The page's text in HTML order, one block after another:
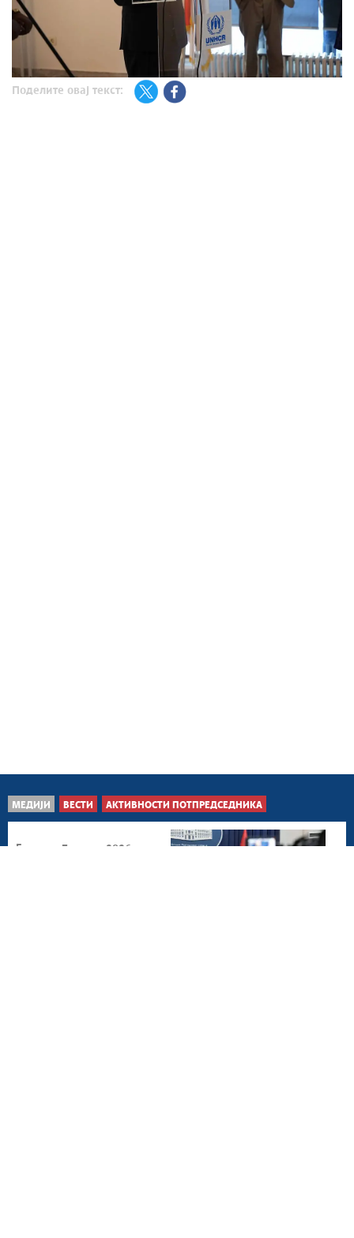
Поделите овај текст:
МЕДИЈИ ВЕСТИ АКТИВНОСТИ ПОТПРЕДСЕДНИКА
Београд, 7. август 2026.